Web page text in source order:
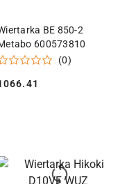
BE 850-2
600573810
(0)
Cena:
DODAJ DO KOSZYKA